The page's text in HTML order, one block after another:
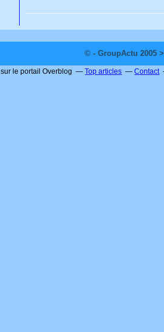
© - GroupActu 2005
sur le portail Overblog Top articles Contact